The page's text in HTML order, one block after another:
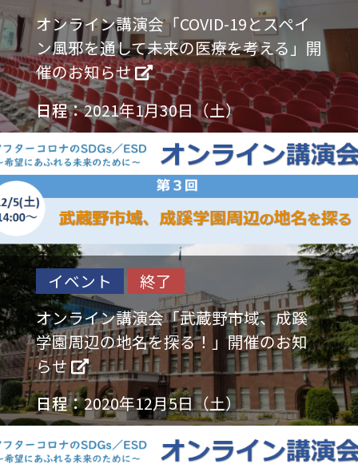
オンライン講演会「COVID-19とスペイ
ン風邪を通して未来の医療を考える」開
催のお知らせ
日程：2021年1月30日（土）
イベント
終了
オンライン講演会「武蔵野市域、成蹊
学園周辺の地名を探る！」開催のお知
らせ
日程：2020年12月5日（土）